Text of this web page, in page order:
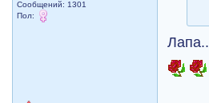
Сообщений: 1301
Пол:
Лапа..